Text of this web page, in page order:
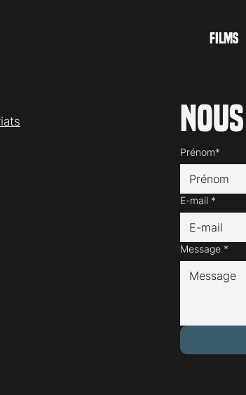
FILMS
Prénom*
E-mail *
Message *